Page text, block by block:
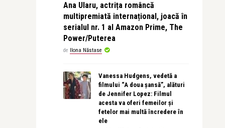
Ana Ularu, actrița româncă
multipremiată internațional, joacă în
serialul nr. 1 al Amazon Prime, The
Power/Puterea
de Ilona Năstase
Vanessa Hudgens, vedetă a
filmului “A doua șansă”, alături
de Jennifer Lopez: Filmul
acesta va oferi femeilor și
fetelor mai multă încredere în
ele